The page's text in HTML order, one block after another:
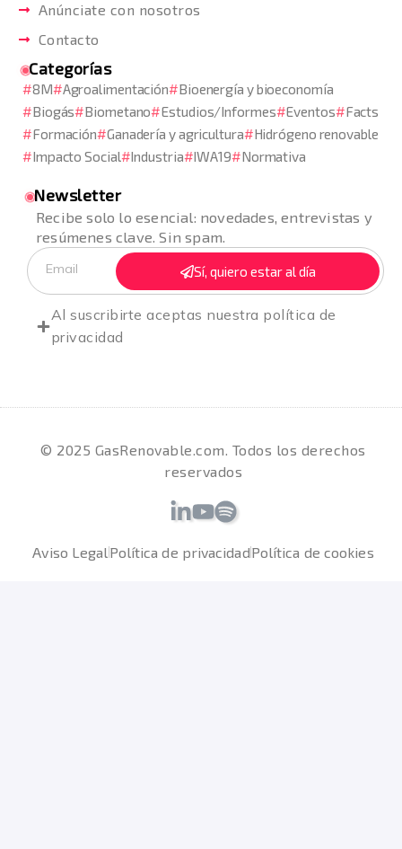
Anúnciate con nosotros
Contacto
Categorías
8M Agroalimentación
Bioenergía y bioeconomía
Biogás
Biometano Estudios/Informes Eventos
Facts
Formación
Ganadería y agricultura
Hidrógeno renovable
Impacto Social
Industria IWA19 Normativa
Newsletter
Recibe solo lo esencial: novedades, entrevistas y
resúmenes clave. Sin spam.
Sí, quiero estar al día
Al suscribirte aceptas nuestra política de
privacidad
© 2025 GasRenovable.com. Todos los derechos
reservados
Aviso LegalPolítica de privacidadPolítica de cookies